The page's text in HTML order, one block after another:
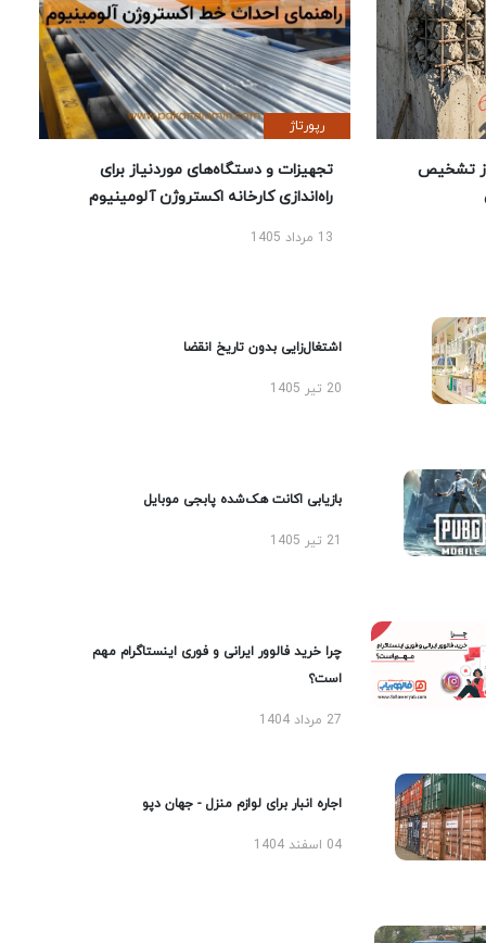
تشخیص
رپورتاژ
تجهیزات و دستگاه‌های موردنیاز برای
راه‌اندازی کارخانه اکستروژن آلومینیوم
13 مرداد 1405
اشتغال‌زایی بدون تاریخ انقضا
20 تیر 1405
بازیابی اکانت هک‌شده پابجی موبایل
چرا خرید فالوور ایرانی و فوری اینستاگرام مهم
است؟
27 مرداد 1404
اجاره انبار برای لوازم منزل - جهان دپو
04 اسفند 1404